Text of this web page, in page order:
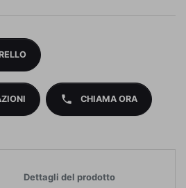
phone CHIAMA ORA
Dettagli del prodotto